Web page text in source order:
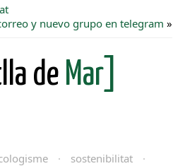
y nuevo grupo en telegram »
de Mar]
· sostenibilitat
·